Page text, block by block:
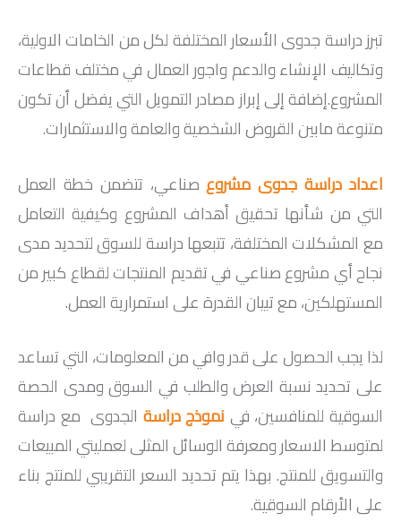
تبرز دراسة جدوى الأسعار المختلفة لكل من الخامات الاولية،
وتكاليف الإنشاء والدعم واجور العمال في مختلف قطاعات
المشروع.إضافة إلى إبراز مصادر التمويل التي يفضل أن تكون
متنوعة مابين القروض الشخصية والعامة والاستثمارات.
اعداددراسة جدوى مشروع صناعي، تتضمن خطة العمل
التي من شأنها تحقيق أهداف المشروع وكيفية التعامل
مع المشكلات المختلفة، تتبعها دراسة للسوق لتحديد مدى
نجاح أي مشروع صناعي في تقديم المنتجات لقطاع كبير من
المستهلكين، مع تبيان القدرة على استمرارية العمل.
لذا يجب الحصول على قدر وافي من المعلومات، التي تساعد
على تحديد نسبة العرض والطلب في السوق ومدى الحصة
السوقية للمنافسين، في نموذج دراسة الجدوى مع دراسة
لمتوسط الاسعار ومعرفة الوسائل المثلى لعمليتي المبيعات
والتسويق للمنتج. بهذا يتم تحديد السعر التقريبي للمنتج بناء
على الأرقام السوقية.